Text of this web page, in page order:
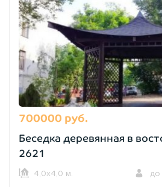
700000 руб.
Беседка деревянная в
2621
4,0х4,0 м. до